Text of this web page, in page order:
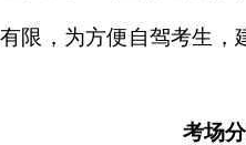
限，为方便自驾考生
考场分